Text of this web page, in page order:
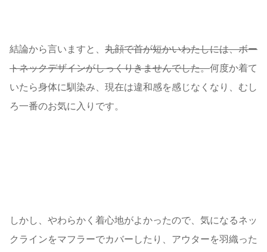
結論から言いますと、 丸顔で首が短かいわたしには、ボー
トネックデザインがしっくりきませんでした。何度か着て
いたら身体に馴染み、現在は違和感を感じなくなり、むし
ろ一番のお気に入りです。
しかし、やわらかく着心地がよかったので、気になるネッ
クラインをマフラーでカバーしたり、アウターを羽織った